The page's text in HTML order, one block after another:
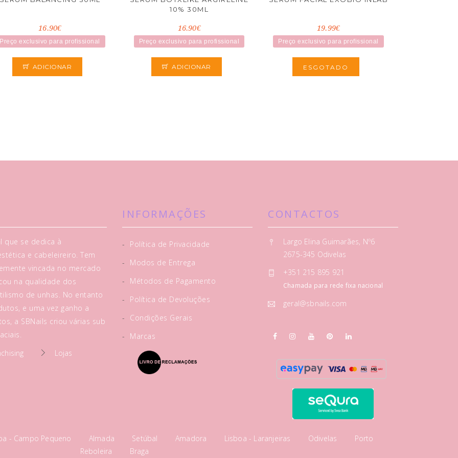
16.90€
Preço exclusivo para profissional
ADICIONAR
10% 30ML
16.90€
Preço exclusivo para profissional
ADICIONAR
19.99€
Preço exclusivo para profissional
ESGOTADO
que se dedica à
e cabeleireiro. Tem
vincada no mercado
na qualidade dos
de unhas. No entanto
e uma vez ganho a
a SBNails criou várias sub
Lojas
INFORMAÇÕES
-
Política de Privacidade
-
Modos de Entrega
-
Métodos de Pagamento
-
Política de Devoluções
-
Condições Gerais
-
Marcas
CONTACTOS
Largo Elina Guimarães, Nº6
2675-345 Odivelas
+351 215 895 921
Chamada para rede fixa nacional
geral@sbnails.com
- Campo Pequeno Almada Setúbal Amadora Lisboa - Laranjeiras Odivelas
Porto
Reboleira
Braga